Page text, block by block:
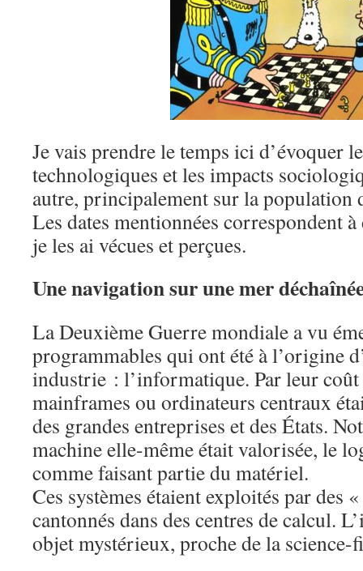
Je vais prendre le temps ici d’évoquer
technologiques et les impacts
autre, principalement sur la population
Les dates mentionnées correspondent
je les ai vécues et perçues.
Une navigation sur une mer
La Deuxième Guerre mondiale a vu
programmables qui ont été à l’origine
industrie : l’informatique. Par leur coût
mainframes ou ordinateurs centraux
des grandes entreprises et des États.
machine elle-même était valorisée, le
comme faisant partie du matériel.
Ces systèmes étaient exploités par des
cantonnés dans des centres de calcul.
objet mystérieux, proche de la science-